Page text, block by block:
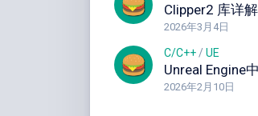
2026年3月4日
C/C++ / UE
2026年2月10日